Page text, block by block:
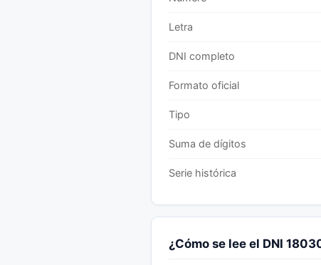
Letra
DNI completo
Formato oficial
Tipo
Suma de dígitos
Serie histórica
¿Cómo se lee el DNI